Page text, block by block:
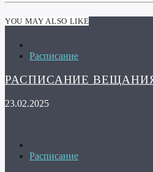
YOU MAY ALSO LIKE
Расписание
РАСПИСАНИЕ ВЕЩАНИЯ
23.02.2025
Расписание